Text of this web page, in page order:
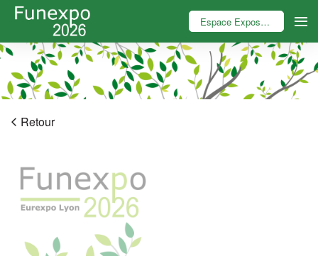
Espace Exposant
Retour